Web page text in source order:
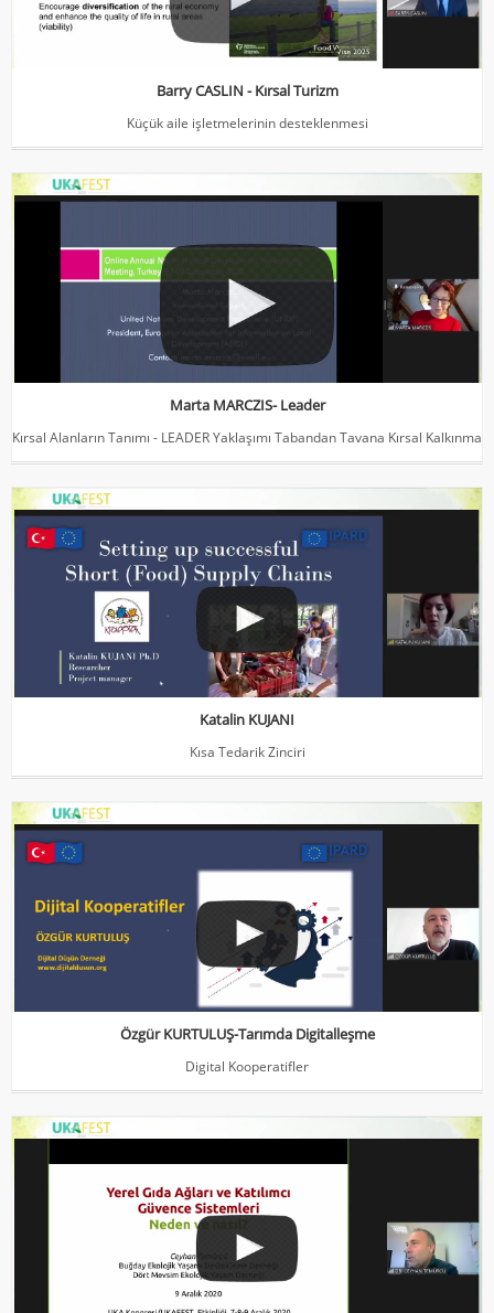
Barry CASLIN - Kırsal Turizm
Küçük aile işletmelerinin desteklenmesi
Marta MARCZIS- Leader
Kalkınma
Marta MARCZIS- Leader
Kırsal Alanların Tanımı - LEADER Yaklaşımı Tabandan Tavana Kırsal Kalkınma
Katalin KUJANI
Kısa Tedarik Zinciri
Katalin KUJANI
Kısa Tedarik Zinciri
Özgür KURTULUŞ-Tarımda Digitalleşme
Digital Kooperatifler
Özgür KURTULUŞ-Tarımda Digitalleşme
Digital Kooperatifler